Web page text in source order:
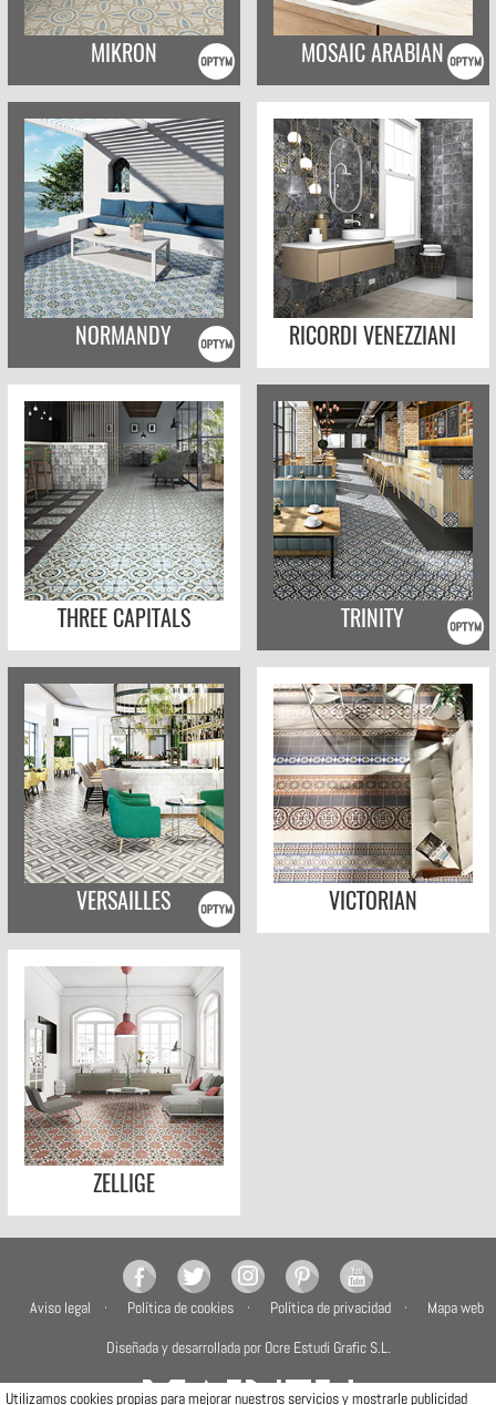
MIKRON MOSAIC ARABIAN
NORMANDY RICORDI VENEZZIANI
THREE CAPITALS TRINITY
VERSAILLES VICTORIAN
ZELLIGE
Aviso legal Política de cookies Política de privacidad
Mapa web
Diseñada y desarrollada por Ocre Estudi Grafic S.L.
Utilizamos cookies propias para mejorar nuestros servicios y mostrarle publicidad